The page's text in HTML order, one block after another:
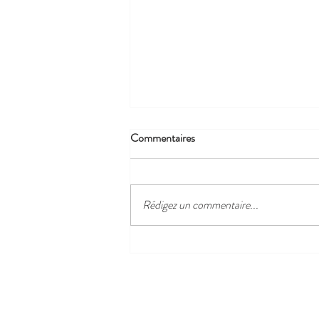
Commentaires
Rédigez un commentaire...